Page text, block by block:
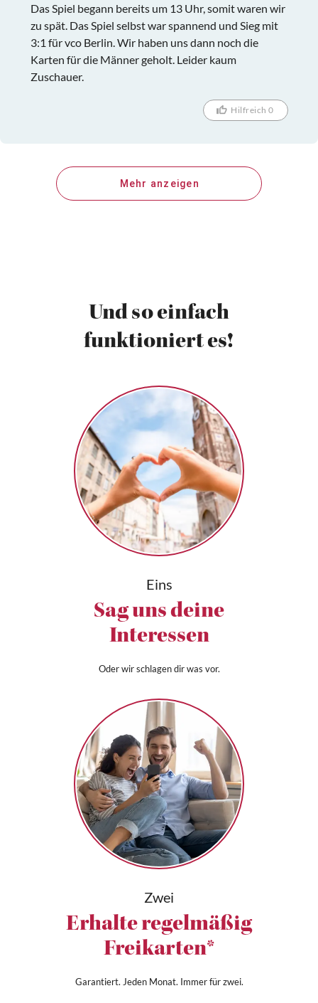
Das Spiel begann bereits um 13 Uhr, somit waren wir
zu spät. Das Spiel selbst war spannend und Sieg mit
3:1 für vco Berlin. Wir haben uns dann noch die
Karten für die Männer geholt. Leider kaum
Zuschauer.
Hilfreich 0
Mehr anzeigen
Und so einfach
funktioniert es!
Eins
Sag uns deine
Interessen
Oder wir schlagen dir was vor.
Zwei
Erhalte regelmäßig
Freikarten*
Garantiert. Jeden Monat. Immer für zwei.